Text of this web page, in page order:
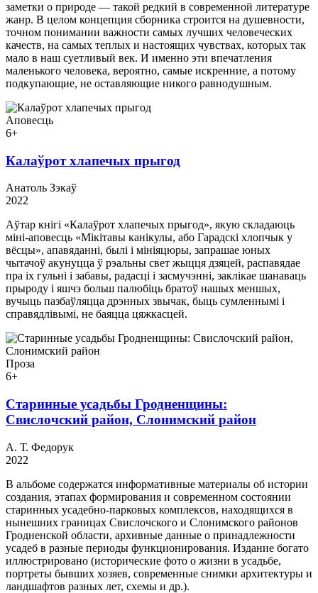
заметки о природе — такой редкий в современной литературе
жанр. В целом концепция сборника строится на душевности,
точном понимании важности самых лучших человеческих
качеств, на самых теплых и настоящих чувствах, которых так
мало в наш суетливый век. И именно эти впечатления
маленького человека, вероятно, самые искренние, а потому
подкупающие, не оставляющие никого равнодушным.
Аповесць
6+
Калаўрот хлапечых прыгод
Анатоль Зэкаў
2022
Аўтар кнігі «Калаўрот хлапечых прыгод», якую складаюць
міні-аповесць «Мікітавы канікулы, або Гарадскі хлопчык у
вёсцы», апавяданні, былі і мініяцюры, запрашае юных
чытачоў акунуцца ў рэальны свет жыцця дзяцей, распавядае
пра іх гульні і забавы, радасці і засмучэнні, заклікае шанаваць
прыроду і яшчэ больш палюбіць братоў нашых меншых,
вучыць пазбаўляцца дрэнных звычак, быць сумленнымі і
справядлівымі, не баяцца цяжкасцей.
Проза
6+
Старинные усадьбы Гродненщины:
Свислочский район, Слонимский район
А. Т. Федорук
2022
В альбоме содержатся информативные материалы об истории
создания, этапах формирования и современном состоянии
старинных усадебно-парковых комплексов, находящихся в
нынешних границах Свислочского и Слонимского районов
Гродненской области, архивные данные о принадлежности
усадеб в разные периоды функционирования. Издание богато
иллюстрировано (исторические фото о жизни в усадьбе,
портреты бывших хозяев, современные снимки архитектуры и
ландшафтов разных лет, схемы и др.).